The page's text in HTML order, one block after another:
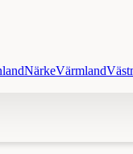
NärkeVärmland